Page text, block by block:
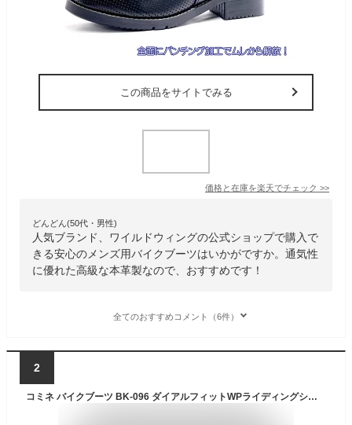
この商品をサイトでみる
価格と在庫を楽天でチェック >>
どんどん(50代・男性)
人気ブランド、ワイルドウィングの公式ショップで購入で
きる安心のメンズ用バイクブーツはいかがですか。通気性
に優れた高級な本革製なので、おすすめです！
全てのおすすめコメント（6件）
2
コミネ バイクブーツ BK-096 ダイアルフィットWPライディングシューズ KOMINE 05-096 バイク 防水 春夏